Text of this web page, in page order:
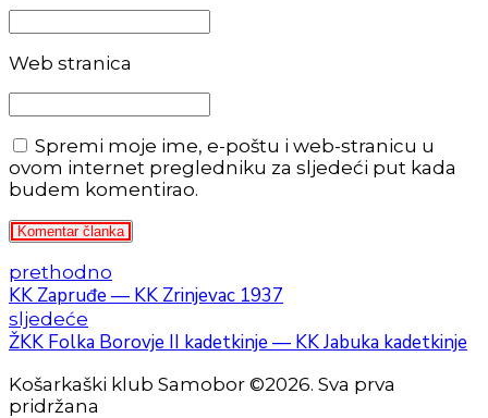
Web stranica
Spremi moje ime, e-poštu i web-stranicu u
ovom internet pregledniku za sljedeći put kada
budem komentirao.
Komentar članka
prethodno
KK Zapruđe — KK Zrinjevac 1937
sljedeće
ŽKK Folka Borovje II kadetkinje — KK Jabuka kadetkinje
Košarkaški klub Samobor ©2026. Sva prva
pridržana